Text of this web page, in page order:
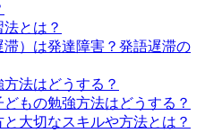
とは？
）は発達障害？発語遅滞の
法はどうする？
もの勉強方法はどうする？
大切なスキルや方法とは？